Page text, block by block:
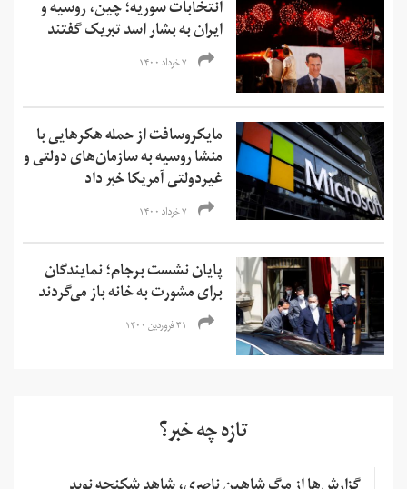
انتخابات سوریه؛ چین، روسیه و
ایران به بشار اسد تبریک گفتند
۷ خرداد ۱۴۰۰
مایکروسافت از حمله هکرهایی با
منشا روسیه به سازمان‌های دولتی و
غیردولتی آمریکا خبر داد
۷ خرداد ۱۴۰۰
پایان نشست برجام؛ نمایندگان
برای مشورت به خانه باز می‌گردند
۳۱ فروردین ۱۴۰۰
تازه چه خبر؟